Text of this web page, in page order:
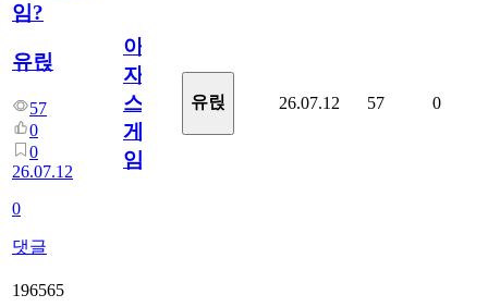
임?
유릱
57
0
0
26.07.12
0
댓글
아
자
스
게
임?
유릱 26.07.12 57 0
196565